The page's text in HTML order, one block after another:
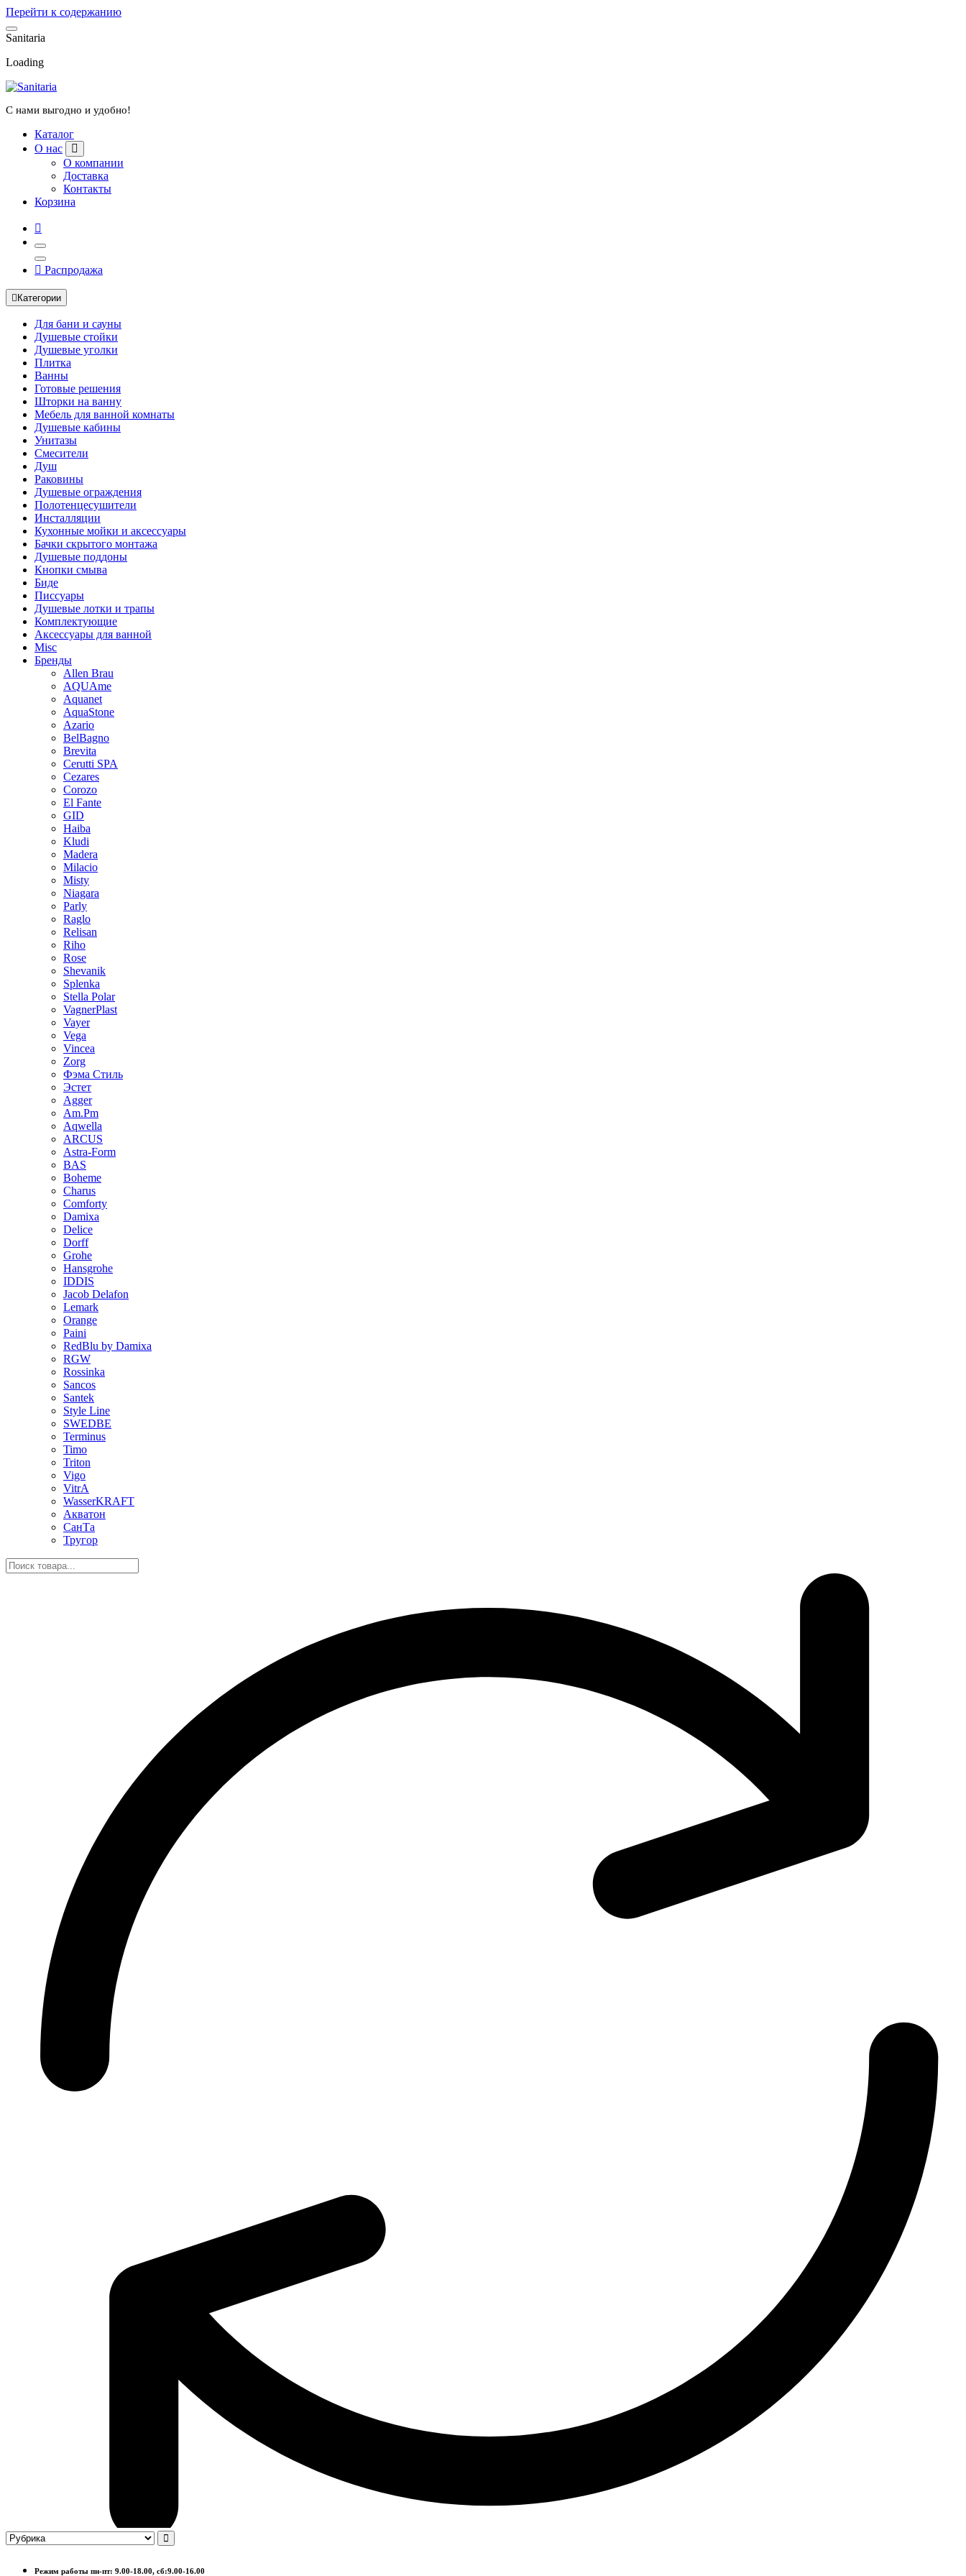
Перейти к содержанию
Sanitaria
Loading
С нами выгодно и удобно!
Каталог
О нас
О компании
Доставка
Контакты
Корзина
Распродажа
Категории
Для бани и сауны
Душевые стойки
Душевые уголки
Плитка
Ванны
Готовые решения
Шторки на ванну
Мебель для ванной комнаты
Душевые кабины
Унитазы
Смесители
Душ
Раковины
Душевые ограждения
Полотенцесушители
Инсталляции
Кухонные мойки и аксессуары
Бачки скрытого монтажа
Душевые поддоны
Кнопки смыва
Биде
Писсуары
Душевые лотки и трапы
Комплектующие
Аксессуары для ванной
Misc
Бренды
Allen Brau
AQUAme
Aquanet
AquaStone
Azario
BelBagno
Brevita
Cerutti SPA
Cezares
Corozo
El Fante
GID
Haiba
Kludi
Madera
Milacio
Misty
Niagara
Parly
Raglo
Relisan
Riho
Rose
Shevanik
Splenka
Stella Polar
VagnerPlast
Vayer
Vega
Vincea
Zorg
Фэма Стиль
Эстет
Agger
Am.Pm
Aqwella
ARCUS
Astra-Form
BAS
Boheme
Charus
Comforty
Damixa
Delice
Dorff
Grohe
Hansgrohe
IDDIS
Jacob Delafon
Lemark
Orange
Paini
RedBlu by Damixa
RGW
Rossinka
Sancos
Santek
Style Line
SWEDBE
Terminus
Timo
Triton
Vigo
VitrA
WasserKRAFT
Акватон
СанТа
Тругор
Режим работы пн-пт: 9.00-18.00, сб:9.00-16.00